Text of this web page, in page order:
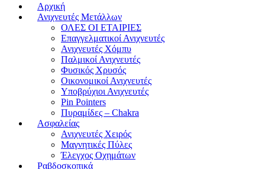
Αρχική
Ανιχνευτές Μετάλλων
ΟΛΕΣ ΟΙ ΕΤΑΙΡΙΕΣ
Επαγγελματικοί Ανιχνευτές
Ανιχνευτές Χόμπυ
Παλμικοί Ανιχνευτές
Φυσικός Χρυσός
Οικονομικοί Ανιχνευτές
Υποβρύχιοι Ανιχνευτές
Pin Pointers
Πυραμίδες – Chakra
Ασφαλείας
Ανιχνευτές Χειρός
Μαγνητικές Πύλες
Έλεγχος Οχημάτων
Ραβδοσκοπικά